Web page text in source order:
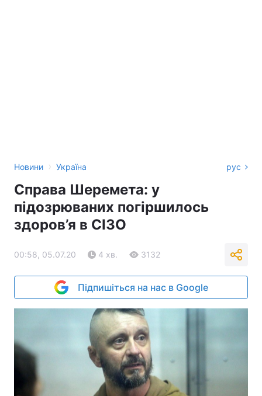
Новини › Україна рус
Справа Шеремета: у
підозрюваних погіршилось
здоров’я в СІЗО
00:58, 05.07.20 4 хв. 3132
Підпишіться на нас в Google